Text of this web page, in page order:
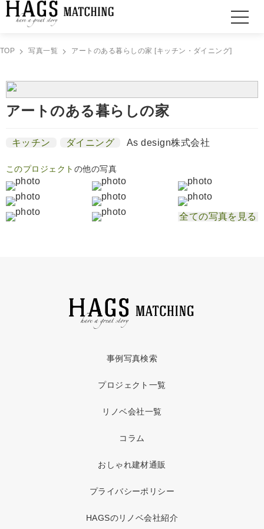
TOP 写真一覧 アートのある暮らしの家 [キッチン・ダイニング]
アートのある暮らしの家
キッチン ダイニング As design株式会社
このプロジェクト の他の写真
全ての写真を見る
事例写真検索
プロジェクト一覧
リノベ会社一覧
コラム
おしゃれ建材通販
プライバシーポリシー
HAGSのリノベ会社紹介